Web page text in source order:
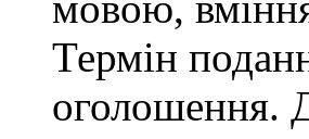
Термін
оголошення.